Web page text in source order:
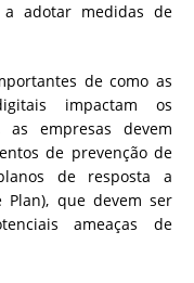
adotar medidas de
de como as
impactam os
as empresas devem
de prevenção de
de resposta a
Plan), que devem ser
ameaças de